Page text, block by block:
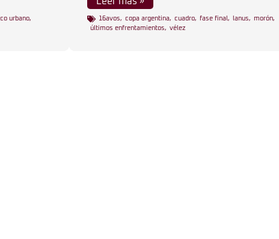
urbano,
16avos, copa argentina, cuadro, fase final , lanus, morón,
últimos enfrentamientos, vélez